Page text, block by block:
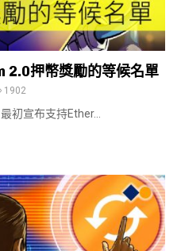
押幣獎勵的等候名單
1902
初宣布支持Ether...